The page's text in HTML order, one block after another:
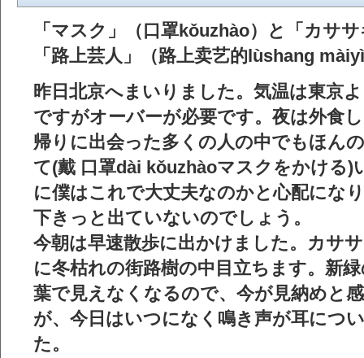
「マスク」（口罩kǒuzhào）と「カサ
「路上芸人」（路上卖艺的lùshang
昨日北京へまいりました。気温は東京
ですがオーバーが必要です。夜は外食
帰りに出会った多くの人の中でもほん
て(戴 口罩dài kǒuzhàoマスクをかける)
に僕はこれで大丈夫なのかと心配にな
下きっと出ていないのでしょう。
今朝は早速散歩に出かけました。カサ
に冬枯れの街路樹の中目立ちます。新
葉で見えなくなるので、今が見納めと
が、今日はいつになく鳴き声が耳につ
た。